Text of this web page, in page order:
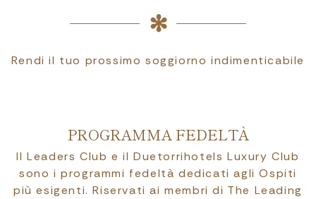
Rendi il tuo prossimo soggiorno indimenticabile
PROGRAMMA FEDELTÀ
Il Leaders Club e il Duetorrihotels Luxury Club
sono i programmi fedeltà dedicati agli Ospiti
più esigenti. Riservati ai membri di The Leading